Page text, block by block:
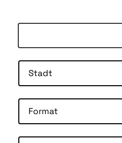
Stadt
Format